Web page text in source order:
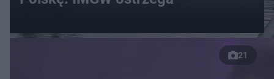
21